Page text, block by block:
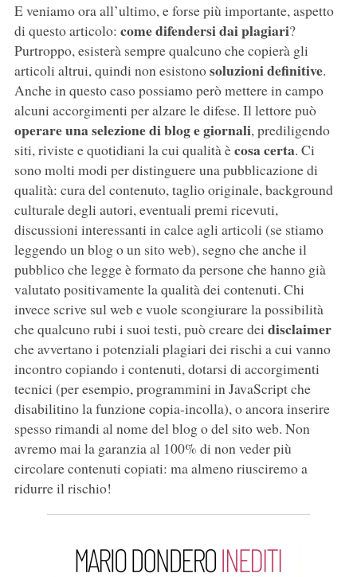
E veniamo ora all’ultimo, e forse più importante, aspetto
di questo articolo: come difendersi dai plagiari?
Purtroppo, esisterà sempre qualcuno che copierà gli
articoli altrui, quindi non esistonosoluzioni definitive.
Anche in questo caso possiamo però mettere in campo
alcuni accorgimenti per alzare le difese. Il lettore può
operare una selezione di blog e giornali, prediligendo
siti, riviste e quotidiani la cui qualità ècosa certa. Ci
sono molti modi per distinguere una pubblicazione di
qualità: cura del contenuto, taglio originale, background
culturale degli autori, eventuali premi ricevuti,
discussioni interessanti in calce agli articoli (se stiamo
leggendo un blog o un sito web), segno che anche il
pubblico che legge è formato da persone che hanno già
valutato positivamente la qualità dei contenuti. Chi
invece scrive sul web e vuole scongiurare la possibilità
che qualcuno rubi i suoi testi, può creare dei disclaimer
che avvertano i potenziali plagiari dei rischi a cui vanno
incontro copiando i contenuti, dotarsi di accorgimenti
tecnici (per esempio, programmini in JavaScript che
disabilitino la funzione copia-incolla), o ancora inserire
spesso rimandi al nome del blog o del sito web. Non
avremo mai la garanzia al 100% di non veder più
circolare contenuti copiati: ma almeno riusciremo a
ridurre il rischio!